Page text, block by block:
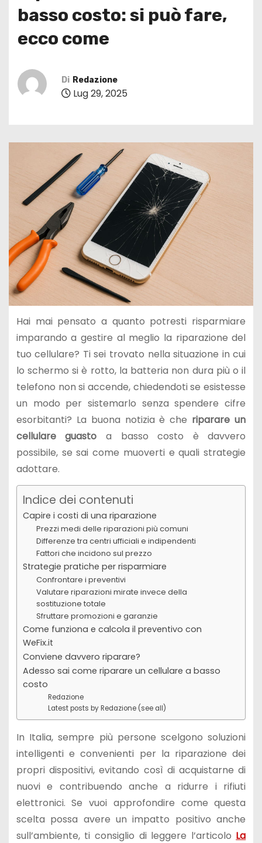
basso costo: si può fare,
ecco come
Di Redazione
Lug 29, 2025
Hai mai pensato a quanto potresti risparmiare
imparando a gestire al meglio la riparazione del
tuo cellulare? Ti sei trovato nella situazione in cui
lo schermo si è rotto, la batteria non dura più o il
telefono non si accende, chiedendoti se esistesse
un modo per sistemarlo senza spendere cifre
esorbitanti? La buona notizia è che riparare un
cellulare guasto a basso costo è davvero
possibile, se sai come muoverti e quali strategie
adottare.
Indice dei contenuti
Capire i costi di una riparazione
Prezzi medi delle riparazioni più comuni
Differenze tra centri ufficiali e indipendenti
Fattori che incidono sul prezzo
Strategie pratiche per risparmiare
Confrontare i preventivi
Valutare riparazioni mirate invece della
sostituzione totale
Sfruttare promozioni e garanzie
Come funziona e calcola il preventivo con
WeFix.it
Conviene davvero riparare?
Adesso sai come riparare un cellulare a basso
costo
Redazione
Latest posts by Redazione (see all)
In Italia, sempre più persone scelgono soluzioni
intelligenti e convenienti per la riparazione dei
propri dispositivi, evitando così di acquistarne di
nuovi e contribuendo anche a ridurre i rifiuti
elettronici. Se vuoi approfondire come questa
scelta possa avere un impatto positivo anche
sull’ambiente, ti consiglio di leggere l’articolo La